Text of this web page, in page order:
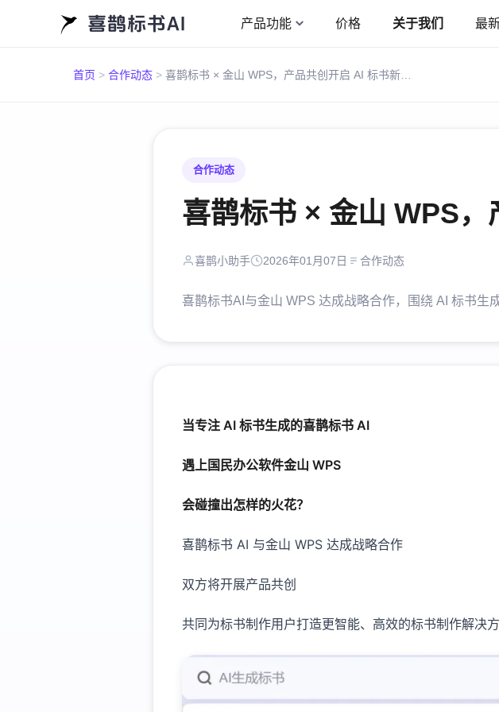
产品功能 价格 关于我们 最
首页 > 合作动态 >
合作动态
喜鹊标书 × 金山 WPS
喜鹊小助手 2026年01月07日 合作动态
喜鹊标书AI与金山 WPS 达成战略合作，围绕 AI 标书生
当专注 AI 标书生成的喜鹊标书 AI
遇上国民办公软件金山 WPS
会碰撞出怎样的火花？
喜鹊标书 AI 与金山 WPS 达成战略合作
双方将开展产品共创
共同为标书制作用户打造更智能、高效的标书制作解决方